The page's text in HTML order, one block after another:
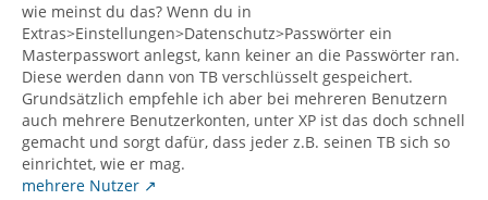
wie meinst du das? Wenn du in
Extras>Einstellungen>Datenschutz>Passwörter ein
Masterpasswort anlegst, kann keiner an die Passwörter ran.
Diese werden dann von TB verschlüsselt gespeichert.
Grundsätzlich empfehle ich aber bei mehreren Benutzern
auch mehrere Benutzerkonten, unter XP ist das doch schnell
gemacht und sorgt dafür, dass jeder z.B. seinen TB sich so
einrichtet, wie er mag.
mehrere Nutzer